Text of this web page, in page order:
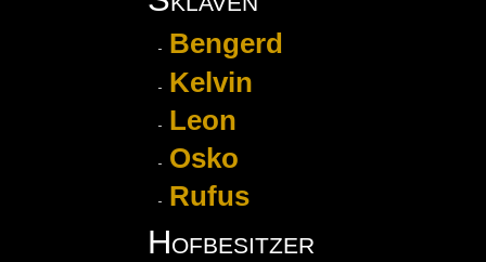
Bengerd
Kelvin
Leon
Osko
Rufus
Hofbesitzer